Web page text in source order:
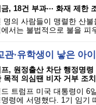
, 18건 부과··· 화재 제한
명의 사람들이 맹렬한 산
에서는 불법적으로 불을 피
관·유학생이 낳은 아
프, 원정출산 차단 행정명령
목적 의심땐 비자 거부 조치
드 트럼프 미국 대통령이 6
령에 서명했다. 1기 임기